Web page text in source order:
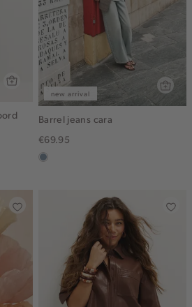
new arrival
Barrel jeans cara
€69.95
dusty